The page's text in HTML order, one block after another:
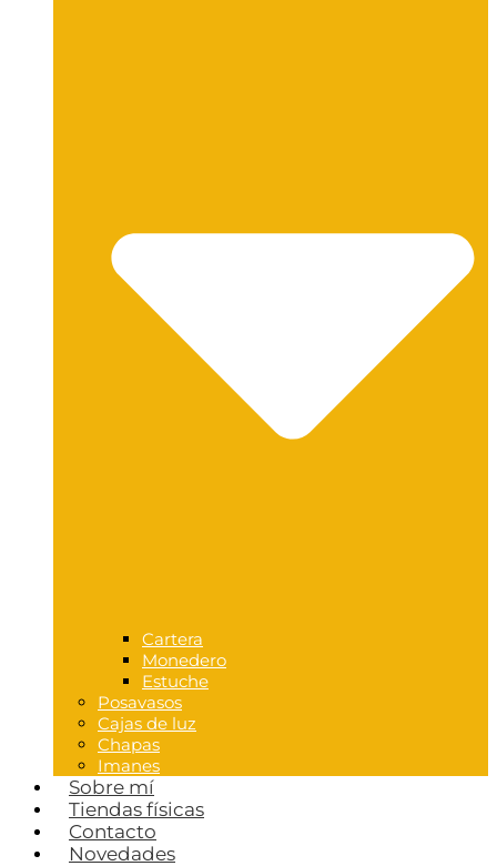
Cartera
Monedero
Estuche
Posavasos
Cajas de luz
Chapas
Imanes
Sobre mí
Tiendas físicas
Contacto
Novedades